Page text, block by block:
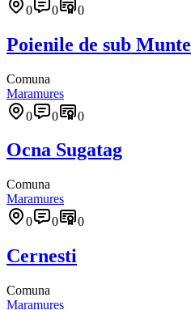
0
0 0
Poienile de sub Munte
Comuna
Maramures
0
0 0
Ocna Sugatag
Comuna
Maramures
0
0 0
Cernesti
Comuna
Maramures